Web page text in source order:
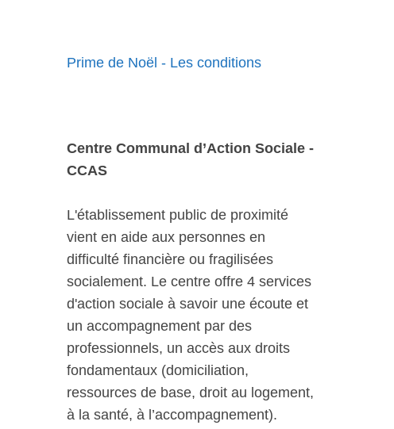
Prime de Noël - Les conditions
Centre Communal d’Action Sociale -
CCAS
L'établissement public de proximité
vient en aide aux personnes en
difficulté financière ou fragilisées
socialement. Le centre offre 4 services
d'action sociale à savoir une écoute et
un accompagnement par des
professionnels, un accès aux droits
fondamentaux (domiciliation,
ressources de base, droit au logement,
à la santé, à l’accompagnement).